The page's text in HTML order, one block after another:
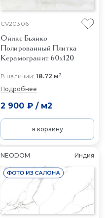
CV20306
Оникс Бьянко
Полированный Плитка
Керамогранит 60x120
В наличии: 18.72 м2
Подробнее
2 900 ₽/ м2
в корзину
NEODOM Индия